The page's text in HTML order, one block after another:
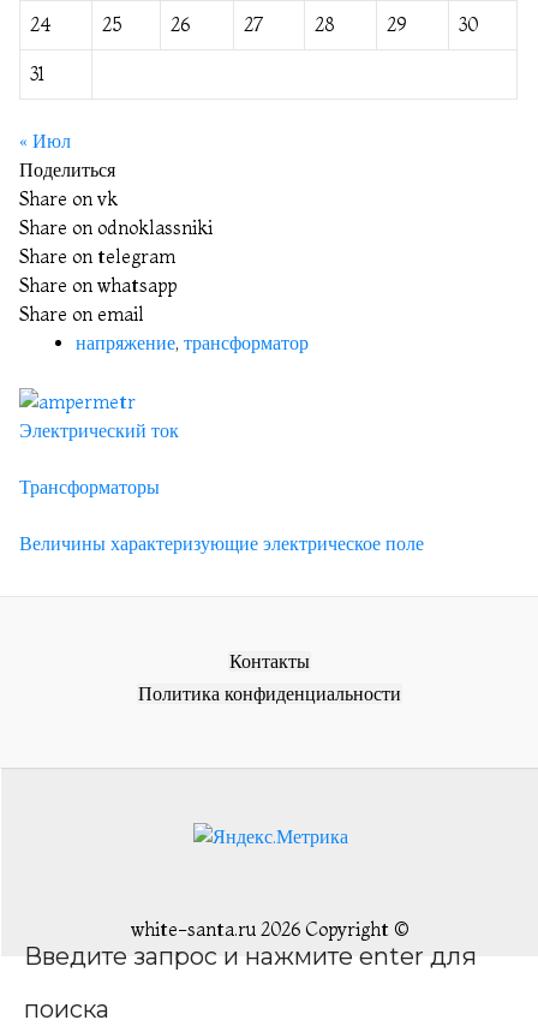
24 25 26 27 28 29 30
31
« Июл
Поделиться
Share on vk
Share on odnoklassniki
Share on telegram
Share on whatsapp
Share on email
напряжение, трансформатор
Электрический ток
Трансформаторы
Величины характеризующие электрическое поле
Контакты
Политика конфиденциальности
white-santa.ru 2026 Copyright ©
Введите запрос и нажмите enter для
поиска